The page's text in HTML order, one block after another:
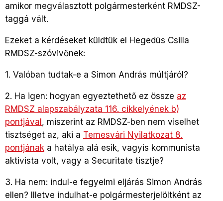
amikor megválasztott polgármesterként RMDSZ-
taggá vált.
Ezeket a kérdéseket küldtük el Hegedüs Csilla
RMDSZ-szóvivőnek:
1. Valóban tudtak-e a Simon András múltjáról?
2. Ha igen: hogyan egyeztethető ez össze az
RMDSZ alapszabályzata 116. cikkelyének b)
pontjával , miszerint az RMDSZ-ben nem viselhet
tisztséget az, aki a Temesvári Nyilatkozat 8.
pontjának a hatálya alá esik, vagyis kommunista
aktivista volt, vagy a Securitate tisztje?
3. Ha nem: indul-e fegyelmi eljárás Simon András
ellen? Illetve indulhat-e polgármesterjelöltként az